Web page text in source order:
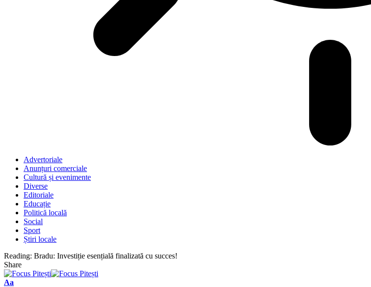
Advertoriale
Anunțuri comerciale
Cultură și evenimente
Diverse
Editoriale
Educație
Politică locală
Social
Sport
Știri locale
Reading: Bradu: Investiție esențială finalizată cu succes!
Share
Font
Aa